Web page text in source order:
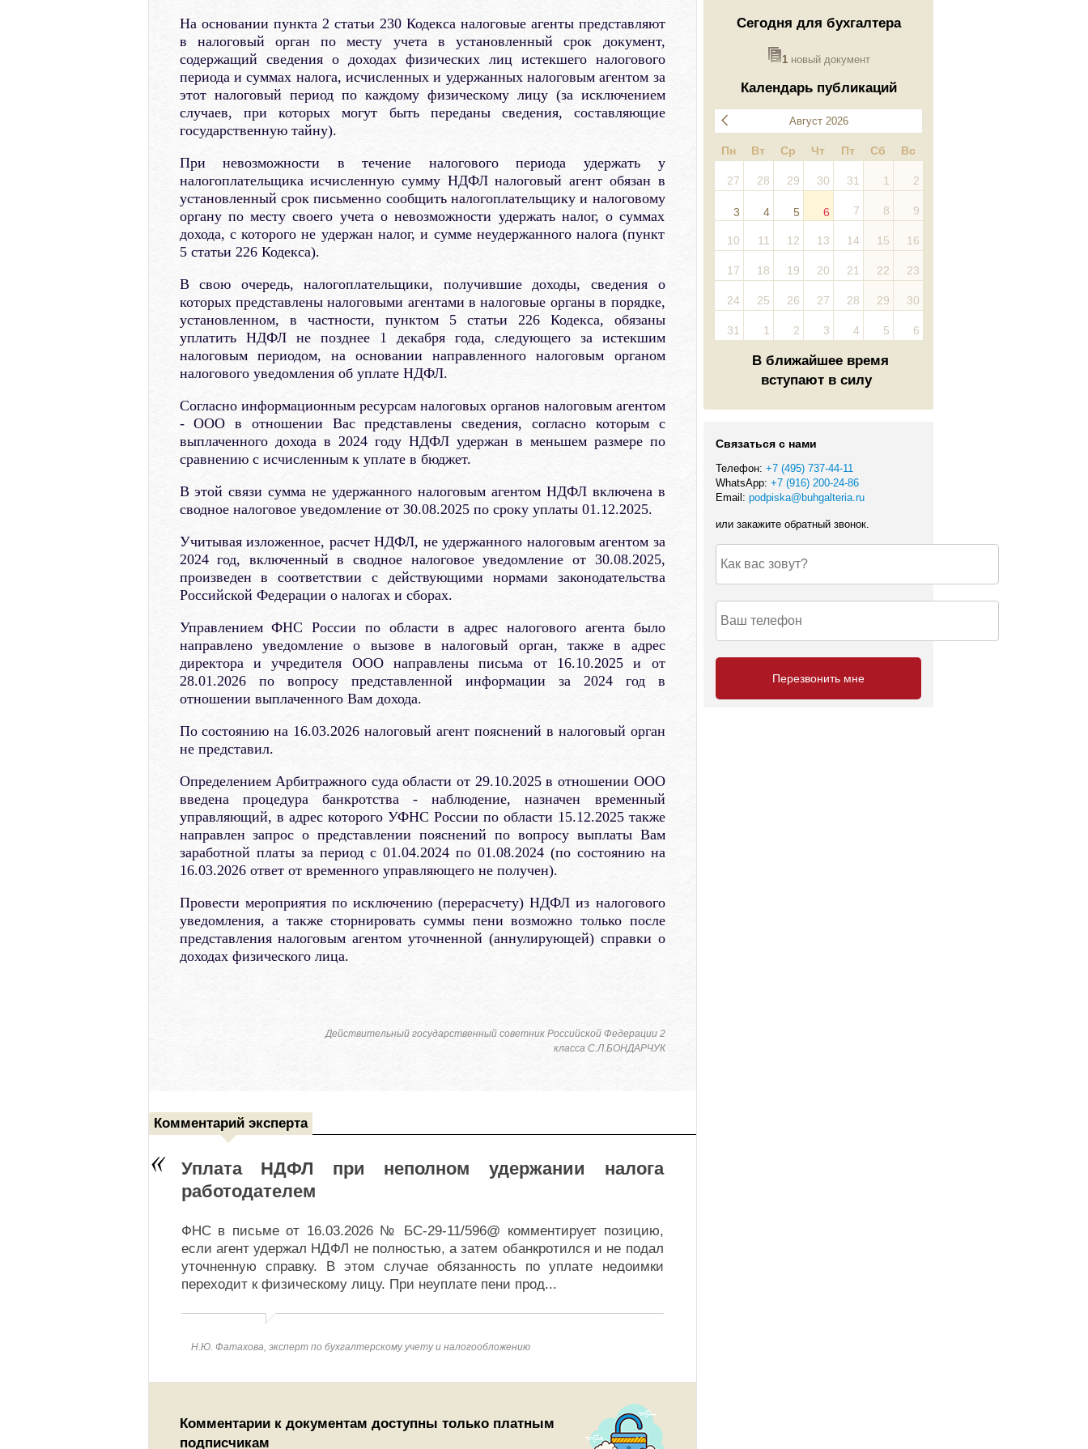
На основании пункта 2 статьи 230 Кодекса налоговые агенты представляют
в налоговый орган по месту учета в установленный срок документ,
содержащий сведения о доходах физических лиц истекшего налогового
периода и суммах налога, исчисленных и удержанных налоговым агентом за
этот налоговый период по каждому физическому лицу (за исключением
случаев, при которых могут быть переданы сведения, составляющие
государственную тайну).
При невозможности в течение налогового периода удержать у
налогоплательщика исчисленную сумму НДФЛ налоговый агент обязан в
установленный срок письменно сообщить налогоплательщику и налоговому
органу по месту своего учета о невозможности удержать налог, о суммах
дохода, с которого не удержан налог, и сумме неудержанного налога (пункт
5 статьи 226 Кодекса).
В свою очередь, налогоплательщики, получившие доходы, сведения о
которых представлены налоговыми агентами в налоговые органы в порядке,
установленном, в частности, пунктом 5 статьи 226 Кодекса, обязаны
уплатить НДФЛ не позднее 1 декабря года, следующего за истекшим
налоговым периодом, на основании направленного налоговым органом
налогового уведомления об уплате НДФЛ.
Согласно информационным ресурсам налоговых органов налоговым агентом
- ООО в отношении Вас представлены сведения, согласно которым с
выплаченного дохода в 2024 году НДФЛ удержан в меньшем размере по
сравнению с исчисленным к уплате в бюджет.
В этой связи сумма не удержанного налоговым агентом НДФЛ включена в
сводное налоговое уведомление от 30.08.2025 по сроку уплаты 01.12.2025.
Учитывая изложенное, расчет НДФЛ, не удержанного налоговым агентом за
2024 год, включенный в сводное налоговое уведомление от 30.08.2025,
произведен в соответствии с действующими нормами законодательства
Российской Федерации о налогах и сборах.
Управлением ФНС России по области в адрес налогового агента было
направлено уведомление о вызове в налоговый орган, также в адрес
директора и учредителя ООО направлены письма от 16.10.2025 и от
28.01.2026 по вопросу представленной информации за 2024 год в
отношении выплаченного Вам дохода.
По состоянию на 16.03.2026 налоговый агент пояснений в налоговый орган
не представил.
Определением Арбитражного суда области от 29.10.2025 в отношении ООО
введена процедура банкротства - наблюдение, назначен временный
управляющий, в адрес которого УФНС России по области 15.12.2025 также
направлен запрос о представлении пояснений по вопросу выплаты Вам
заработной платы за период с 01.04.2024 по 01.08.2024 (по состоянию на
16.03.2026 ответ от временного управляющего не получен).
Провести мероприятия по исключению (перерасчету) НДФЛ из налогового
уведомления, а также сторнировать суммы пени возможно только после
представления налоговым агентом уточненной (аннулирующей) справки о
доходах физического лица.
Действительный государственный советник Российской Федерации 2
класса С.Л.БОНДАРЧУК
Комментарий эксперта
Уплата НДФЛ при неполном удержании налога
работодателем
ФНС в письме от 16.03.2026 № БС-29-11/596@ комментирует позицию,
если агент удержал НДФЛ не полностью, а затем обанкротился и не подал
уточненную справку. В этом случае обязанность по уплате недоимки
переходит к физическому лицу. При неуплате пени прод...
Н.Ю. Фатахова, эксперт по бухгалтерскому учету и налогообложению
Комментарии к документам доступны только платным
подписчикам
Сегодня для бухгалтера
1новый документ
Календарь публикаций
Август 2026
Пн Вт Ср Чт Пт Сб Вс
27 28 29 30 31 1 2
3 4 5 6 7 8 9
10 11 12 13 14 15 16
17 18 19 20 21 22 23
24 25 26 27 28 29 30
31 1 2 3 4 5 6
В ближайшее время
вступают в силу
Связаться с нами
Телефон: +7 (495) 737-44-11
WhatsApp: +7 (916) 200-24-86
Email: podpiska@buhgalteria.ru
или закажите обратный звонок.